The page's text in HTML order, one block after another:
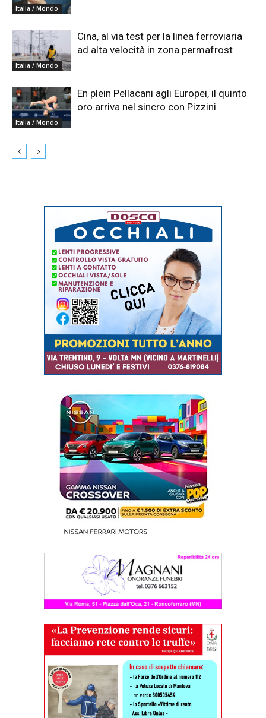
Italia / Mondo
Italia / Mondo
Cina, al via test per la linea ferroviaria
ad alta velocità in zona permafrost
Italia / Mondo
En plein Pellacani agli Europei, il quinto
oro arriva nel sincro con Pizzini